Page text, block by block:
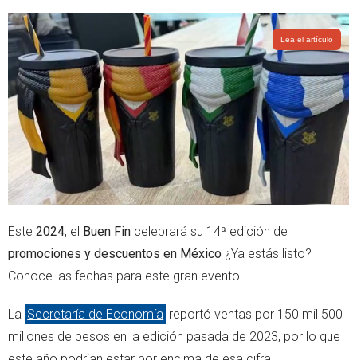
i
t
t
e
r
a
t
s
a
p
p
Lea el artículo
Este 2024, el Buen Fin celebrará su 14ª edición de
promociones y descuentos en México ¿Ya estás listo?
Conoce las fechas para este gran evento.
La Secretaría de Economía reportó ventas por 150 mil 500
millones de pesos en la edición pasada de 2023, por lo que